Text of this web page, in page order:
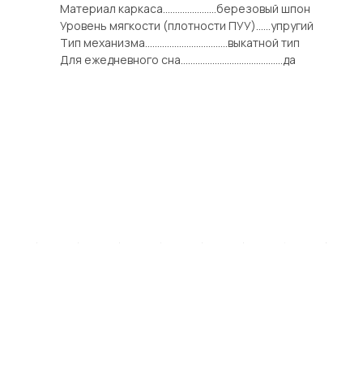
Материал каркаса......................березовый шпон
Уровень мягкости (плотности ПУУ)......упругий
Тип механизма..................................выкатной тип
Для ежедневного сна..........................................да
Загрузка срока…